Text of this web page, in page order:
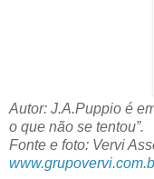
Autor: J.A.Puppio é
o que não se tentou”.
Fonte e foto: Vervi